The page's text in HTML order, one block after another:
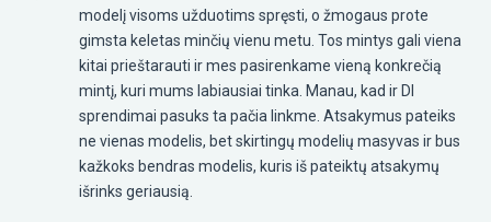
modelį visoms užduotims spręsti, o žmogaus prote
gimsta keletas minčių vienu metu. Tos mintys gali viena
kitai prieštarauti ir mes pasirenkame vieną konkrečią
mintį, kuri mums labiausiai tinka. Manau, kad ir DI
sprendimai pasuks ta pačia linkme. Atsakymus pateiks
ne vienas modelis, bet skirtingų modelių masyvas ir bus
kažkoks bendras modelis, kuris iš pateiktų atsakymų
išrinks geriausią.